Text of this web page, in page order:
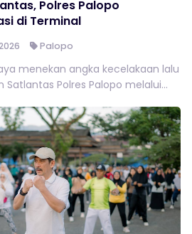
Polres Palopo
di Terminal
Palopo
menekan angka kecelakaan lalu
Polres Palopo melalui...